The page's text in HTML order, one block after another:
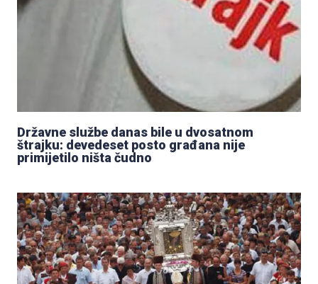
Državne službe danas bile u dvosatnom
štrajku: devedeset posto građana nije
primijetilo ništa čudno